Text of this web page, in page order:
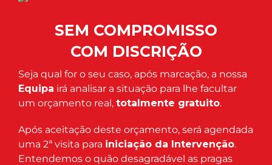
SEM COMPROMISSO
COM DISCRIÇÃO
Seja qual for o seu caso, após marcação, a nossa
Equipa irá analisar a situação para lhe facultar
um orçamento real, totalmente gratuito.
Após aceitação deste orçamento, será agendada
uma 2ª visita para iniciação da Intervenção.
Entendemos o quão desagradável as pragas